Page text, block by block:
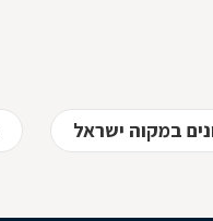
במקוה ישראל